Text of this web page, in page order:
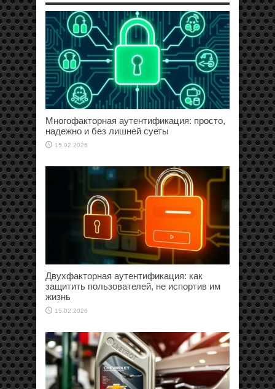
Многофакторная аутентификация: просто,
надежно и без лишней суеты
15.02.2026
Двухфакторная аутентификация: как
защитить пользователей, не испортив им
жизнь
15.02.2026